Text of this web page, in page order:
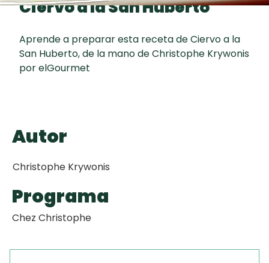
Chispas de
Chocolate
Todas las
recetas
Ciervo a la San Huberto
Aprende a preparar esta receta de Ciervo a la
San Huberto, de la mano de Christophe Krywonis
por elGourmet
Autor
Christophe Krywonis
Programa
Chez Christophe